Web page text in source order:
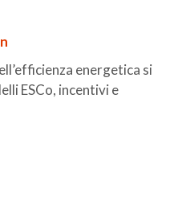
energetica si
ESCo, incentivi e